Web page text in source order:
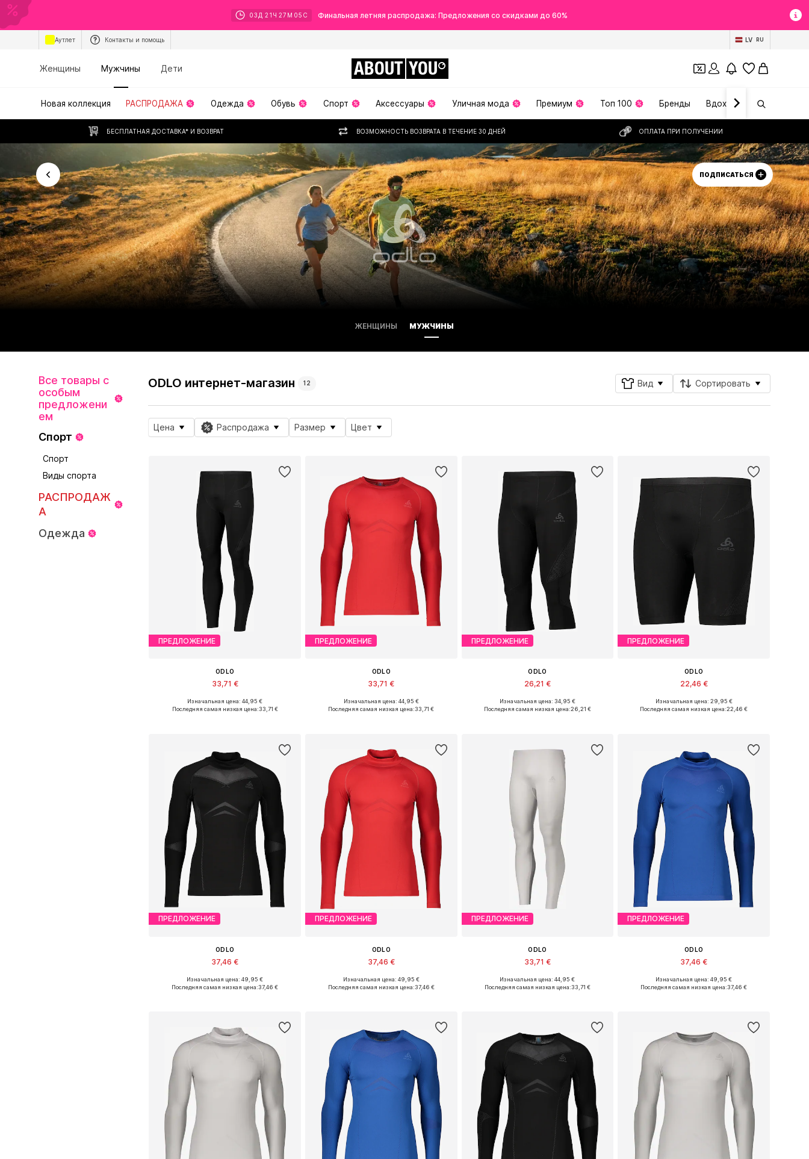
03 Д 21 Ч 27 М 04 С Финальная летняя распродажа: Предложения со скидками до 60%
Аутлет Контакты и помощь LV RU
Женщины Мужчины Дети ABOUT YOU
Новая коллекция РАСПРОДАЖА Одежда Обувь Спорт Аксессуары Уличная мода Премиум Топ 100 Бренды Вдохновение
БЕСПЛАТНАЯ ДОСТАВКА* И ВОЗВРАТ ВОЗМОЖНОСТЬ ВОЗВРАТА В ТЕЧЕНИЕ 30 ДНЕЙ ОПЛАТА ПРИ ПОЛУЧЕНИИ
ПОДПИСАТЬСЯ
ЖЕНЩИНЫ МУЖЧИНЫ
Все товары с
особым
предложени
ем
Спорт
Спорт
Виды спорта
РАСПРОДАЖ
А
Одежда
ODLO интернет-магазин 12 Вид Сортировать
Цена Распродажа Размер Цвет
ПРЕДЛОЖЕНИЕ
ODLO
33,71 €
Доступные размеры: S, M, L, XL, XXL
Изначальная цена: 44,95 €
Последняя самая низкая цена:33,71 €
ПРЕДЛОЖЕНИЕ
ODLO
33,71 €
Доступные размеры: S, M, L, XL
Изначальная цена: 44,95 €
Последняя самая низкая цена:33,71 €
ПРЕДЛОЖЕНИЕ
ODLO
26,21 €
Доступные размеры: S, M, L, XL
Изначальная цена: 34,95 €
Последняя самая низкая цена:26,21 €
ПРЕДЛОЖЕНИЕ
ODLO
22,46 €
Доступные размеры: S, M, L, XL, XXL
Изначальная цена: 29,95 €
Последняя самая низкая цена:22,46 €
ПРЕДЛОЖЕНИЕ
ODLO
37,46 €
Доступные размеры: S, M, L, XL
Изначальная цена: 49,95 €
Последняя самая низкая цена:37,46 €
ПРЕДЛОЖЕНИЕ
ODLO
37,46 €
Доступные размеры: S, M, L, XL
Изначальная цена: 49,95 €
Последняя самая низкая цена:37,46 €
ПРЕДЛОЖЕНИЕ
ODLO
33,71 €
Доступные размеры: M, XL
Изначальная цена: 44,95 €
Последняя самая низкая цена:33,71 €
ПРЕДЛОЖЕНИЕ
ODLO
37,46 €
Доступные размеры: S, M, L, XL
Изначальная цена: 49,95 €
Последняя самая низкая цена:37,46 €